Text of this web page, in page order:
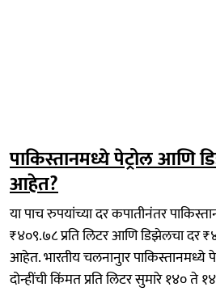
पाकिस्तानमध्ये पेट्रोल आणि
आहेत?
या पाच रुपयांच्या दर कपातीनंतर
₹४०९.७८ प्रति लिटर आणि डिझेलचा दर
आहेत. भारतीय चलनानुार पाकिस्तानमध्ये
दोन्हींची किंमत प्रति लिटर सुमारे १४० ते